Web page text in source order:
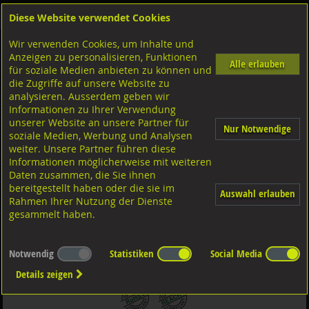
Shop Schrauben Aussensechskant
Feingewinde mit Schaft
8.8 Stahl schwarz
Sechskantschr. mit Schaft mit Feingew., DIN960 ISO8765
8.8 blank MF14x1,5x80
Diese Website verwendet Cookies
Wir verwenden Cookies, um Inhalte und
Anzeigen zu personalisieren, Funktionen
für soziale Medien anbieten zu können und
die Zugriffe auf unsere Website zu
analysieren. Ausserdem geben wir
Informationen zu Ihrer Verwendung
unserer Website an unsere Partner für
soziale Medien, Werbung und Analysen
weiter. Unsere Partner führen diese
Informationen möglicherweise mit weiteren
Daten zusammen, die Sie ihnen
bereitgestellt haben oder die sie im
Rahmen Ihrer Nutzung der Dienste
gesammelt haben.
Alle erlauben
Nur Notwendige
Auswahl erlauben
Notwendig Statistiken
Social Media
Details zeigen